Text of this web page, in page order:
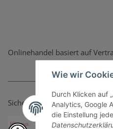
Wie wir
Durch Klicken auf
Analytics, Google
die Einstellung
Onlinehandel basiert auf
Sicher bezahlen via: